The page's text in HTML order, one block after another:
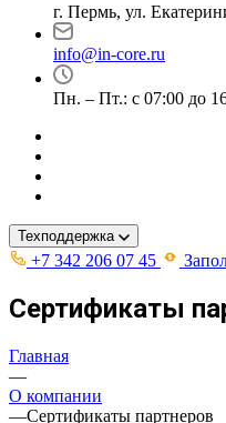
г. Пермь, ул.
info@in-core.ru
Пн. – Пт.: с 07:00 до
Техподдержка
+7 342 206 07 45
Сертификаты
Главная
—
О компании
—Сертификаты партнеров